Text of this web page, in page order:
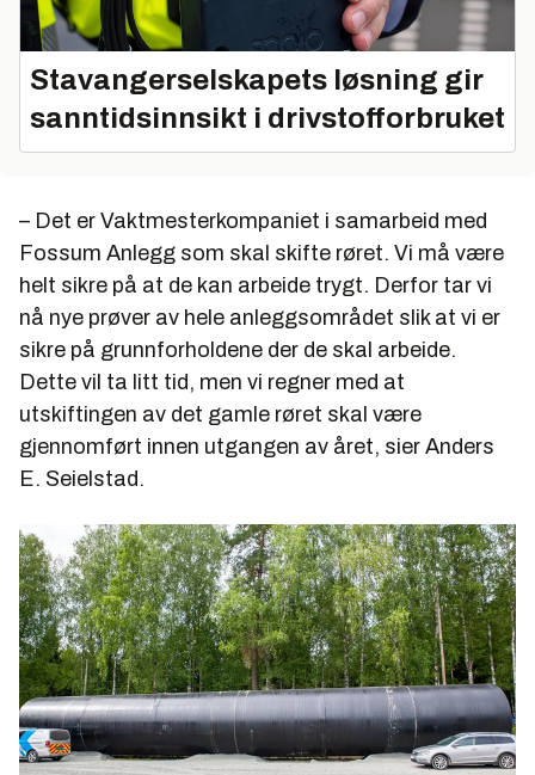
Stavangerselskapets løsning gir
sanntidsinnsikt i drivstofforbruket
– Det er Vaktmesterkompaniet i samarbeid med
Fossum Anlegg som skal skifte røret. Vi må være
helt sikre på at de kan arbeide trygt. Derfor tar vi
nå nye prøver av hele anleggsområdet slik at vi er
sikre på grunnforholdene der de skal arbeide.
Dette vil ta litt tid, men vi regner med at
utskiftingen av det gamle røret skal være
gjennomført innen utgangen av året, sier Anders
E. Seielstad.